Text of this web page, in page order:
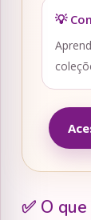
💡
✅ O